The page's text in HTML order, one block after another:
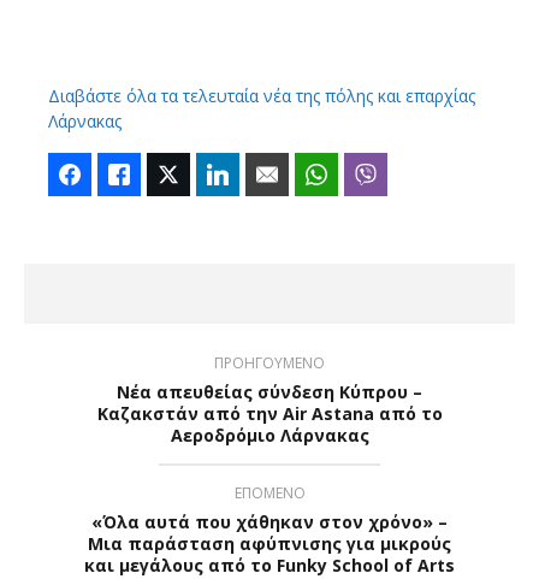
Διαβάστε όλα τα τελευταία νέα της πόλης και επαρχίας
Λάρνακας
FacebookLike Twitter LinkedIn Email WhatsApp
ΠΡΟΗΓΟΥΜΕΝΟ
Νέα απευθείας σύνδεση Κύπρου –
Καζακστάν από την Air Astana από το
Αεροδρόμιο Λάρνακας
ΕΠΟΜΕΝΟ
«Όλα αυτά που χάθηκαν στον χρόνο» –
Μια παράσταση αφύπνισης για μικρούς
και μεγάλους από το Funky School of Arts